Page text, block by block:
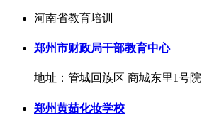
河南省教育培训
郑州市财政局干部教育中心
地址：管城回族区 商城东里1号院
郑州黄茹化妆学校